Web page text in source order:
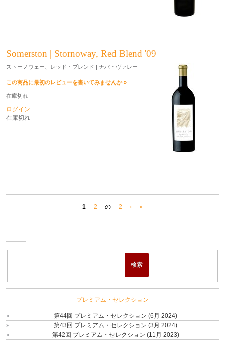
Somerston | Stornoway, Red Blend '09
ストーノウェー、レッド・ブレンド | ナパ・ヴァレー
この商品に最初のレビューを書いてみませんか »
在庫切れ
ログイン
在庫切れ
1 2 の 2 › »
ワイ
ン・
検索
プレミアム・セレクション
第44回 プレミアム・セレクション (6月 2024)
第43回 プレミアム・セレクション (3月 2024)
第42回 プレミアム・セレクション (11月 2023)